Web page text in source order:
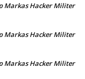
Markas Hacker Militer
Markas Hacker Militer
Markas Hacker Militer